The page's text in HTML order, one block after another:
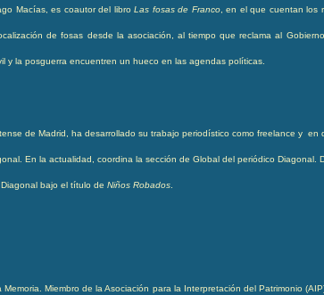
Macías, es coautor del libroLas fosas de Franco, en el que cuentan los
de fosas desde la asociación, al tiempo que reclama al
y la posguerra encuentren un hueco en las agendas políticas.
de Madrid, ha desarrollado su trabajo periodístico como freelance y en
En la actualidad, coordina la sección de Global del periódico Diagonal.
bajo el título de Niños Robados.
Miembro de la Asociación para la Interpretación del Patrimonio